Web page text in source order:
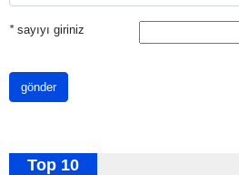
*sayıyı giriniz
gönder
Top 10